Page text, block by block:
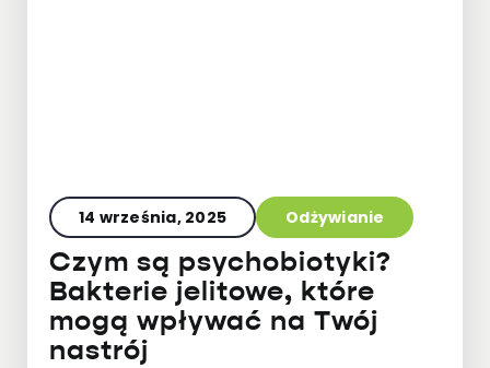
14 września, 2025 Odżywianie
Czym są psychobiotyki?
Bakterie jelitowe, które
mogą wpływać na Twój
nastrój